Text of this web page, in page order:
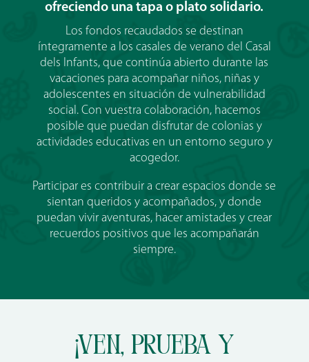
ofreciendo una tapa o plato solidario.
Los fondos recaudados se destinan
íntegramente a los casales de verano del Casal
dels Infants, que continúa abierto durante las
vacaciones para acompañar niños, niñas y
adolescentes en situación de vulnerabilidad
social. Con vuestra colaboración, hacemos
posible que puedan disfrutar de colonias y
actividades educativas en un entorno seguro y
acogedor.
Participar es contribuir a crear espacios donde se
sientan queridos y acompañados, y donde
puedan vivir aventuras, hacer amistades y crear
recuerdos positivos que les acompañarán
siempre.
¡Ven, prueba y